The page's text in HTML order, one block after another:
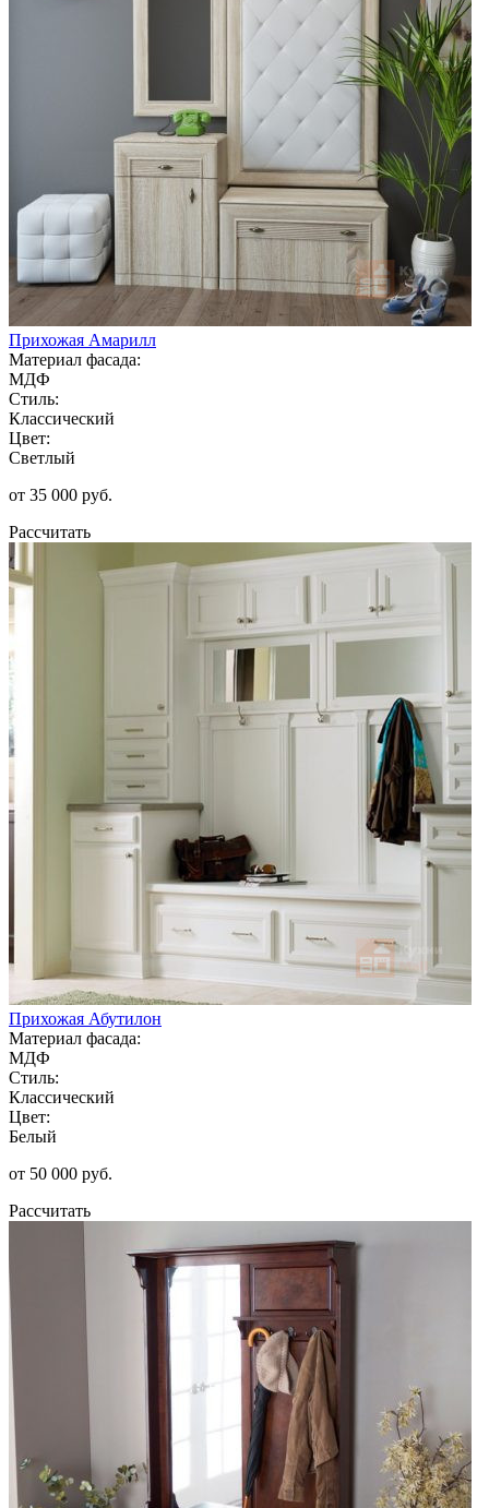
Прихожая Амарилл
Материал фасада:
МДФ
Стиль:
Классический
Цвет:
Светлый
от 35 000 руб.
Рассчитать
Прихожая Абутилон
Материал фасада:
МДФ
Стиль:
Классический
Цвет:
Белый
от 50 000 руб.
Рассчитать